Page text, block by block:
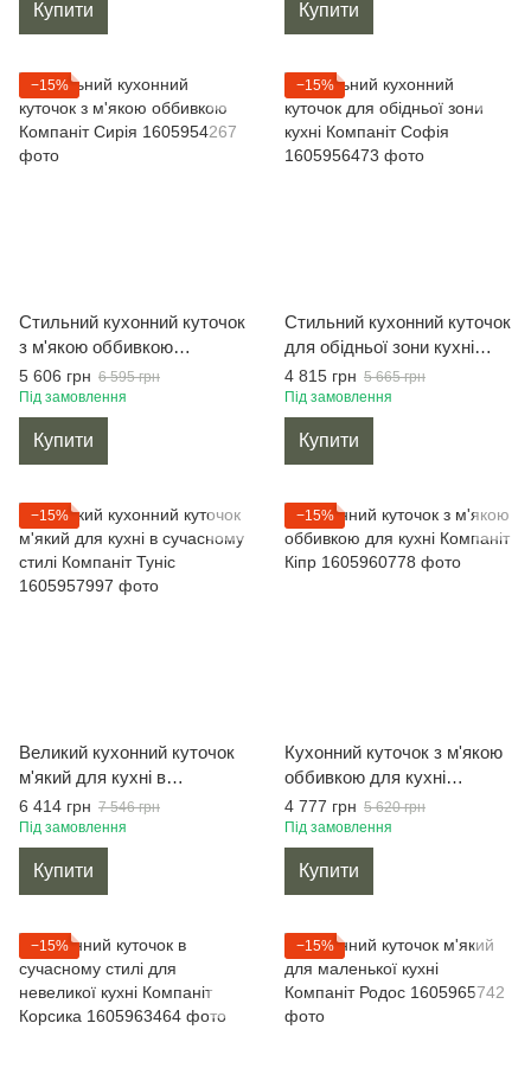
Купити Купити
−15%
Стильний кухонний куточок
з м'якою оббивкою
Компаніт Сирія
5 606 грн 6 595 грн
Під замовлення
Купити
−15%
Стильний кухонний куточок
для обідньої зони кухні
Компаніт Софія
4 815 грн 5 665 грн
Під замовлення
Купити
−15%
Великий кухонний куточок
м'який для кухні в
сучасному стилі Компаніт
Туніс
6 414 грн 7 546 грн
Під замовлення
Купити
−15%
Кухонний куточок з м'якою
оббивкою для кухні
Компаніт Кіпр
4 777 грн 5 620 грн
Під замовлення
Купити
−15% −15%